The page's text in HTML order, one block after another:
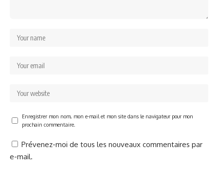
Enregistrer mon nom, mon e-mail et mon site dans le navigateur pour mon
prochain commentaire.
Prévenez-moi de tous les nouveaux commentaires par
e-mail.